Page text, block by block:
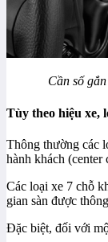
Cần số gắn
Tùy theo hiệu xe,
Thông thường các
hành khách (center
Các loại xe 7 chỗ
gian sàn được
Đặc biệt, đối với